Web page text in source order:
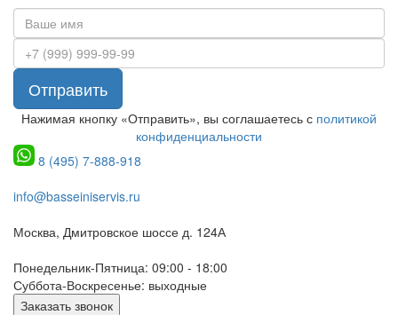
Отправить
Нажимая кнопку «Отправить», вы соглашаетесь с политикой
конфиденциальности
8 (495) 7-888-918
info@basseiniservis.ru
Москва, Дмитровское шоссе д. 124А
Понедельник-Пятница: 09:00 - 18:00
Суббота-Воскресенье: выходные
Заказать звонок